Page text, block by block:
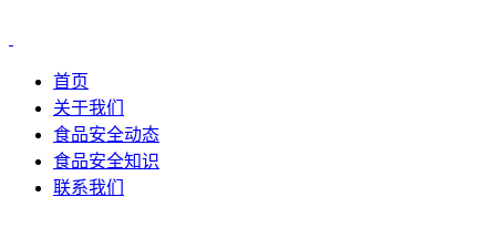
首页
关于我们
食品安全动态
食品安全知识
联系我们